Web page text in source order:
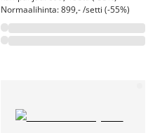
Normaalihinta: 899,- /setti (-55%)